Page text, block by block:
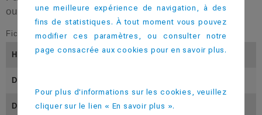
ou les cafés courts (expresso).
Fiche technique
Hauteur (En Mm) 70
Diamètre Inférieur (En Mm)
Diamètre Supérieur (En M
une meilleure expérience de navigation, à des
fins de statistiques. À tout moment vous pouvez
modifier ces paramètres, ou consulter notre
page consacrée aux cookies pour en savoir plus.
Pour plus d'informations sur les cookies, veuillez
cliquer sur le lien « En savoir plus ».